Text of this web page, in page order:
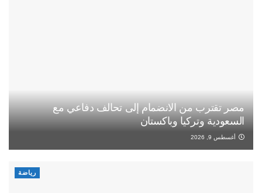
مصر تقترب من الانضمام إلى تحالف دفاعي مع
السعودية وتركيا وباكستان
أغسطس 9, 2026
رياضة